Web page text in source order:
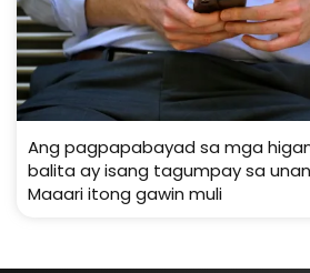
Ang pagpapabayad sa mga
balita ay isang tagumpay sa
Maaari itong gawin muli